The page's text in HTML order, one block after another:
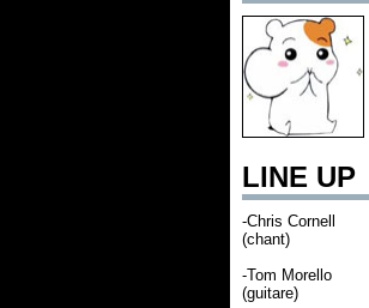
LINE UP
-Chris Cornell
(chant)
-Tom Morello
(guitare)